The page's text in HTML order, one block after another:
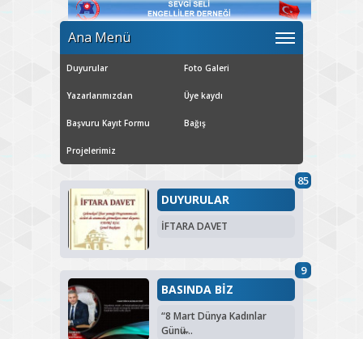
Ana Menü
Duyurular Foto Galeri
Yazarlarımızdan Üye kaydı
Başvuru Kayıt Formu Bağış
Projelerimiz
85
DUYURULAR
İFTARA DAVET
9
BASINDA BİZ
“8 Mart Dünya Kadınlar
Günü̶...